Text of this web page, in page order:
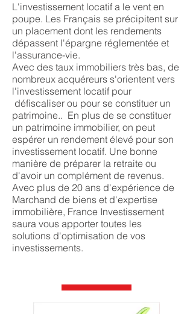
L'investissement locatif a le vent en
poupe. Les Français se précipitent sur
un placement dont les rendements
dépassent l'épargne réglementée et
l'assurance-vie.
Avec des taux immobiliers très bas, de
nombreux acquéreurs s'orientent vers
l'investissement locatif pour
défiscaliser ou pour se constituer un
patrimoine.. En plus de se constituer
un patrimoine immobilier, on peut
espérer un rendement élevé pour son
investissement locatif. Une bonne
manière de préparer la retraite ou
d'avoir un complément de revenus.
Avec plus de 20 ans d'expérience de
Marchand de biens et d'expertise
immobilière, France Investissement
saura vous apporter toutes les
solutions d'optimisation de vos
investissements.